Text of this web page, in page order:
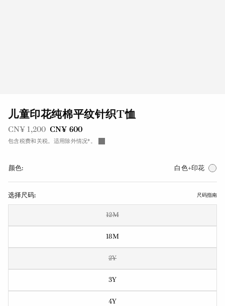
儿童印花纯棉平纹针织T恤
之前是
CN¥ 1,200现在是
CN¥ 600
包含税费和关税。适用除外情况*。
颜色: 白色+印花
选择尺码: 尺码指南
12M
18M
2Y
3Y
4Y